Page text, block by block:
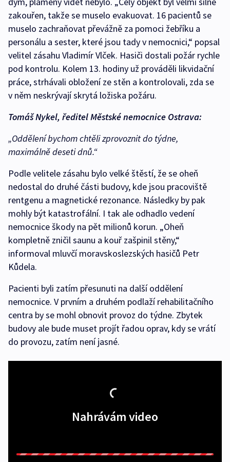
zakouřen, takže se muselo evakuovat. 16 pacientů se
muselo zachraňovat převážně za pomoci žebříku a
personálu a sester, které jsou tady v nemocnici,“ popsal
velitel zásahu Vladimír Vlček. Hasiči dostali požár rychle
pod kontrolu. Kolem 13. hodiny už prováděli likvidační
práce, strhávali obložení ze stěn a kontrolovali, zda se
v něm neskrývají skrytá ložiska požáru.
Tomáš Nykel, ředitel Městské nemocnice Ostrava:
„Oddělení bychom chtěli zprovoznit do týdne,
maximálně deseti dnů.“
Podle velitele zásahu bylo velké štěstí, že se oheň
nedostal do druhé části budovy, kde jsou pracoviště
rentgenu a magnetické rezonance. Následky by pak
mohly být katastrofální. I tak ale odhadlo vedení
nemocnice škody na pět milionů korun. „Oheň
kompletně zničil saunu a kouř zašpinil stěny,“
informoval mluvčí moravskoslezských hasičů Petr
Kůdela.
Pacienti byli zatím přesunuti na další oddělení
nemocnice. V prvním a druhém podlaží rehabilitačního
centra by se mohl obnovit provoz do týdne. Zbytek
budovy ale bude muset projít řadou oprav, kdy se vrátí
do provozu, zatím není jasné.
Nahrávám video